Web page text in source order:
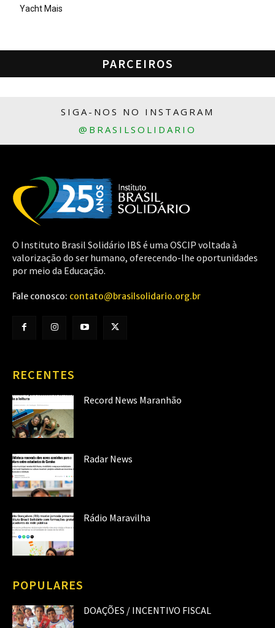
Yacht Mais
PARCEIROS
SIGA-NOS NO INSTAGRAM
@BRASILSOLIDARIO
O Instituto Brasil Solidário IBS é uma OSCIP voltada à
valorização do ser humano, oferecendo-lhe oportunidades
por meio da Educação.
Fale conosco: contato@brasilsolidario.org.br
RECENTES
Record News Maranhão
Radar News
Rádio Maravilha
POPULARES
DOAÇÕES / INCENTIVO FISCAL